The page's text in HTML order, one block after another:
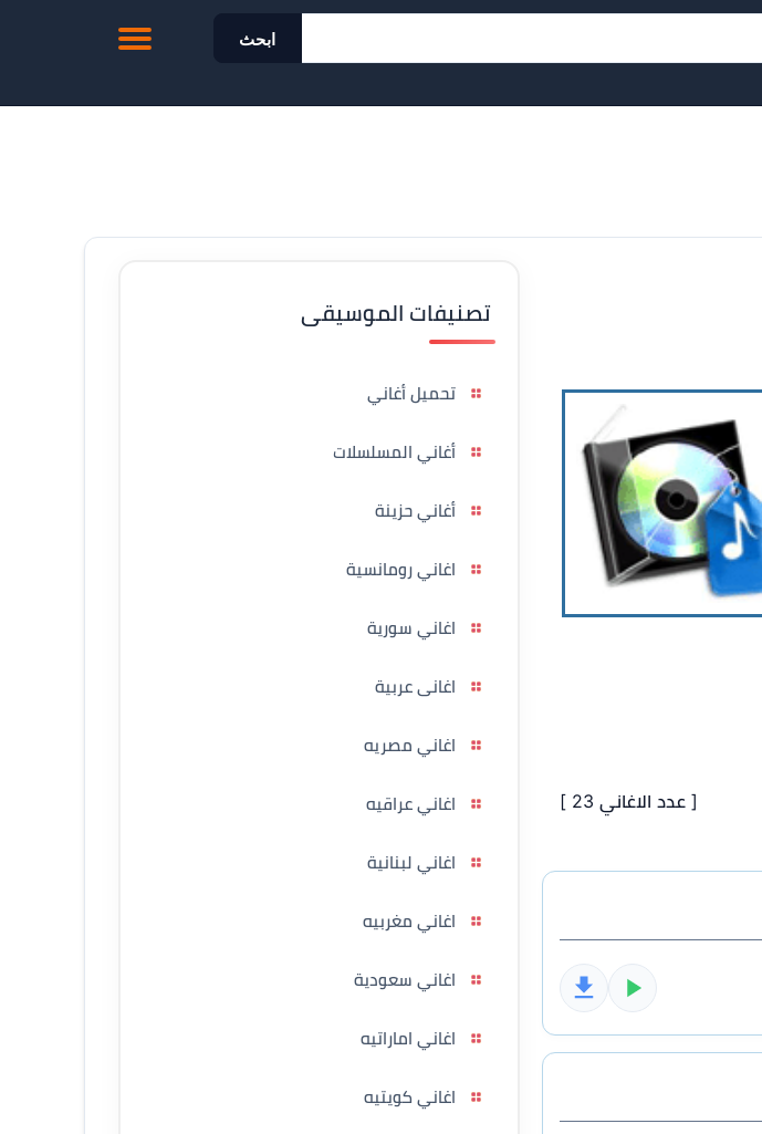
ابحث
[ عدد الاغاني 23 ]
تصنيفات الموسيقى
تحميل أغاني
أغاني المسلسلات
أغاني حزينة
اغاني رومانسية
اغاني سورية
اغانى عربية
اغاني مصريه
اغاني عراقيه
اغاني لبنانية
اغاني مغربيه
اغاني سعودية
اغاني اماراتيه
اغاني كويتيه